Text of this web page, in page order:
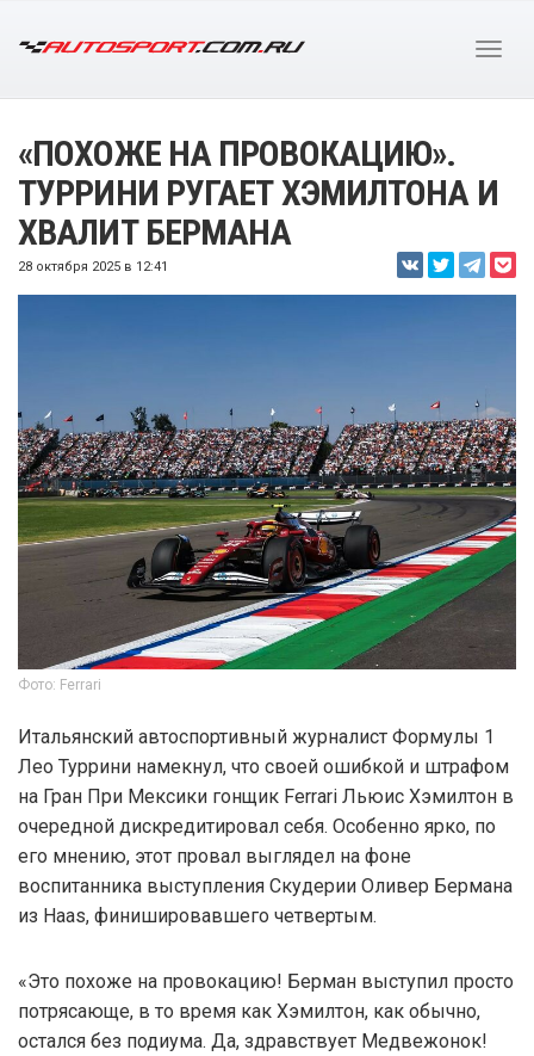
«ПОХОЖЕ НА ПРОВОКАЦИЮ».
ТУРРИНИ РУГАЕТ ХЭМИЛТОНА И
ХВАЛИТ БЕРМАНА
28 октября 2025 в 12:41
Фото: Ferrari
Итальянский автоспортивный журналист Формулы 1
Лео Туррини намекнул, что своей ошибкой и штрафом
на Гран При Мексики гонщик Ferrari Льюис Хэмилтон в
очередной дискредитировал себя. Особенно ярко, по
его мнению, этот провал выглядел на фоне
воспитанника выступления Скудерии Оливер Бермана
из Haas, финишировавшего четвертым.
«Это похоже на провокацию! Берман выступил просто
потрясающе, в то время как Хэмилтон, как обычно,
остался без подиума. Да, здравствует Медвежонок!